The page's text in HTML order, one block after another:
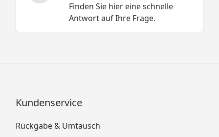
Finden Sie hier eine schnelle
Antwort auf Ihre Frage.
Kundenservice
Rückgabe & Umtausch